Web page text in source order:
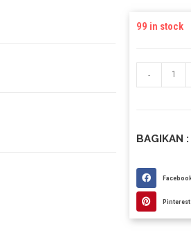
99 in stock
-
BAGIKAN :
Pinterest